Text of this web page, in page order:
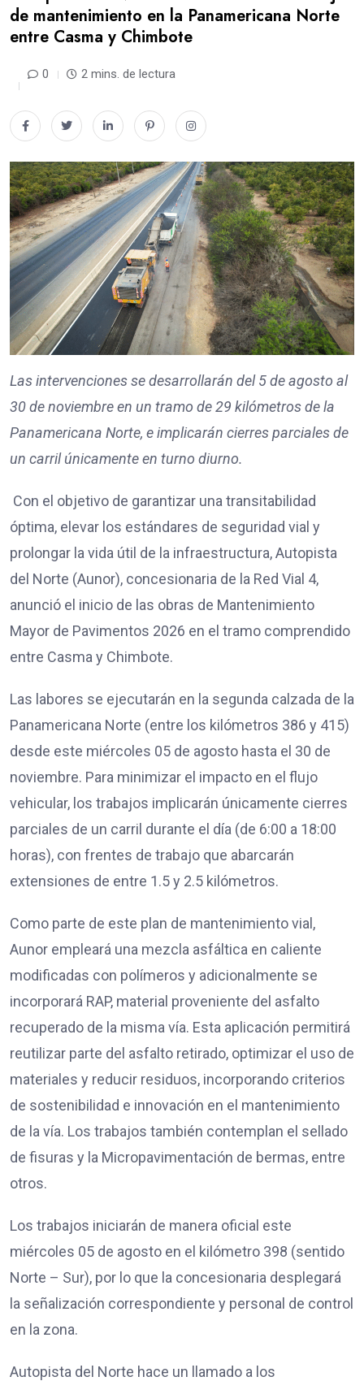
de mantenimiento en la Panamericana Norte
entre Casma y Chimbote
0 2 mins. de lectura
Las intervenciones se desarrollarán del 5 de agosto al
30 de noviembre en un tramo de 29 kilómetros de la
Panamericana Norte, e implicarán cierres parciales de
un carril únicamente en turno diurno.
Con el objetivo de garantizar una transitabilidad
óptima, elevar los estándares de seguridad vial y
prolongar la vida útil de la infraestructura, Autopista
del Norte (Aunor), concesionaria de la Red Vial 4,
anunció el inicio de las obras de Mantenimiento
Mayor de Pavimentos 2026 en el tramo comprendido
entre Casma y Chimbote.
Las labores se ejecutarán en la segunda calzada de la
Panamericana Norte (entre los kilómetros 386 y 415)
desde este miércoles 05 de agosto hasta el 30 de
noviembre. Para minimizar el impacto en el flujo
vehicular, los trabajos implicarán únicamente cierres
parciales de un carril durante el día (de 6:00 a 18:00
horas), con frentes de trabajo que abarcarán
extensiones de entre 1.5 y 2.5 kilómetros.
Como parte de este plan de mantenimiento vial,
Aunor empleará una mezcla asfáltica en caliente
modificadas con polímeros y adicionalmente se
incorporará RAP, material proveniente del asfalto
recuperado de la misma vía. Esta aplicación permitirá
reutilizar parte del asfalto retirado, optimizar el uso de
materiales y reducir residuos, incorporando criterios
de sostenibilidad e innovación en el mantenimiento
de la vía. Los trabajos también contemplan el sellado
de fisuras y la Micropavimentación de bermas, entre
otros.
Los trabajos iniciarán de manera oficial este
miércoles 05 de agosto en el kilómetro 398 (sentido
Norte – Sur), por lo que la concesionaria desplegará
la señalización correspondiente y personal de control
en la zona.
Autopista del Norte hace un llamado a los